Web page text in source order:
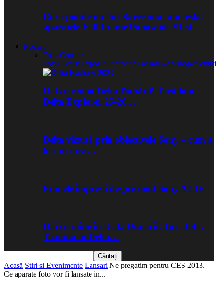
Corespondenta din Barcelona: am testat
aparatele Full Frame Panasonic S1 si…
Noutati
ToateConcurs
FotoDiverseExpozitiiInterviuriLansariWorkshopZvonuri
Hai cu noi în Delta Dunării! Tură foto
Delta Explorer 25-28…
Delta văzută prin obiectivele Sony – cum a
fost în tura…
Primele impresii despre noul Sony A7 IV
Hai cu mine în Delta Dunării! Tură foto:
Toamna în Delta…
Acasă Stiri si Evenimente Lansari Ne pregatim pentru CES 2013.
Ce aparate foto vor fi lansate in...